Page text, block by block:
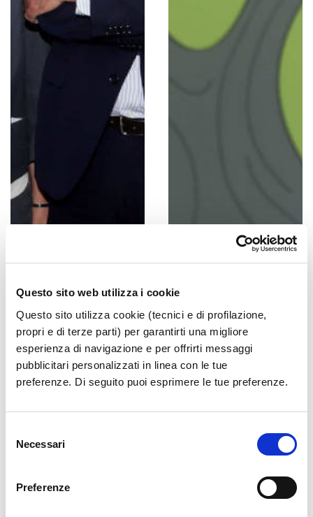
Questo sito web utilizza i cookie
Questo sito utilizza cookie (tecnici e di profilazione,
propri e di terze parti) per garantirti una migliore
esperienza di navigazione e per offrirti messaggi
pubblicitari personalizzati in linea con le tue
preferenze. Di seguito puoi esprimere le tue preferenze.
delNecessari
Preferenze